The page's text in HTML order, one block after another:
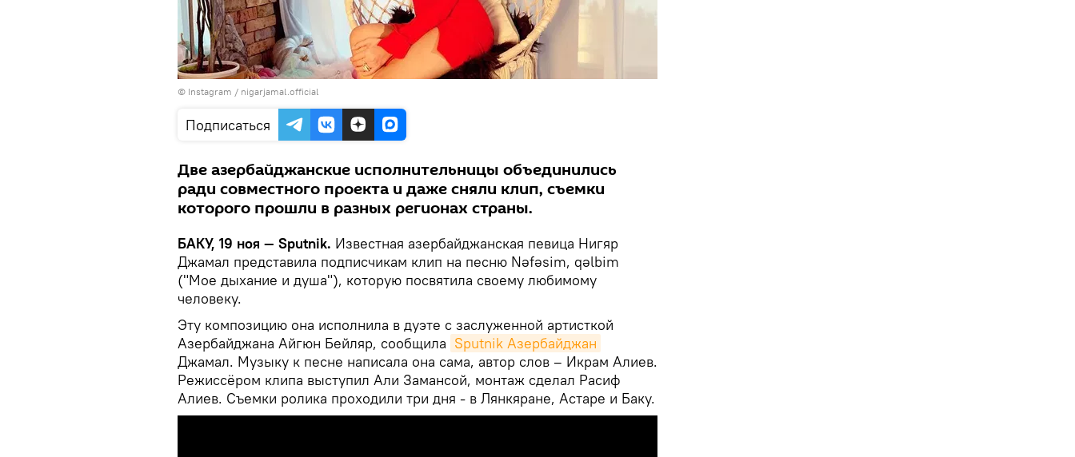
© Instagram / nigarjamal.official
Подписаться
Две азербайджанские исполнительницы объединились
ради совместного проекта и даже сняли клип, съемки
которого прошли в разных регионах страны.
БАКУ, 19 ноя — Sputnik. Известная азербайджанская певица Нигяр
Джамал представила подписчикам клип на песню Nəfəsim, qəlbim
("Мое дыхание и душа"), которую посвятила своему любимому
человеку.
Эту композицию она исполнила в дуэте с заслуженной артисткой
Азербайджана Айгюн Бейляр, сообщила Sputnik Азербайджан
Джамал. Музыку к песне написала она сама, автор слов – Икрам Алиев.
Режиссёром клипа выступил Али Замансой, монтаж сделал Расиф
Алиев. Съемки ролика проходили три дня - в Лянкяране, Астаре и Баку.